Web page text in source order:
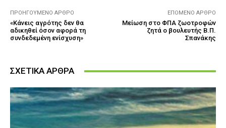
ΠΡΟΗΓΟΎΜΕΝΟ ΆΡΘΡΟ
«Κάνεις αγρότης δεν θα
αδικηθεί όσον αφορά τη
συνδεδεμένη ενίσχυση»
ΕΠΌΜΕΝΟ ΆΡΘΡΟ
Μείωση στο ΦΠΑ ζωοτροφών
ζητά ο βουλευτής Β.Π.
Σπανάκης
ΣΧΕΤΙΚΑ ΑΡΘΡΑ